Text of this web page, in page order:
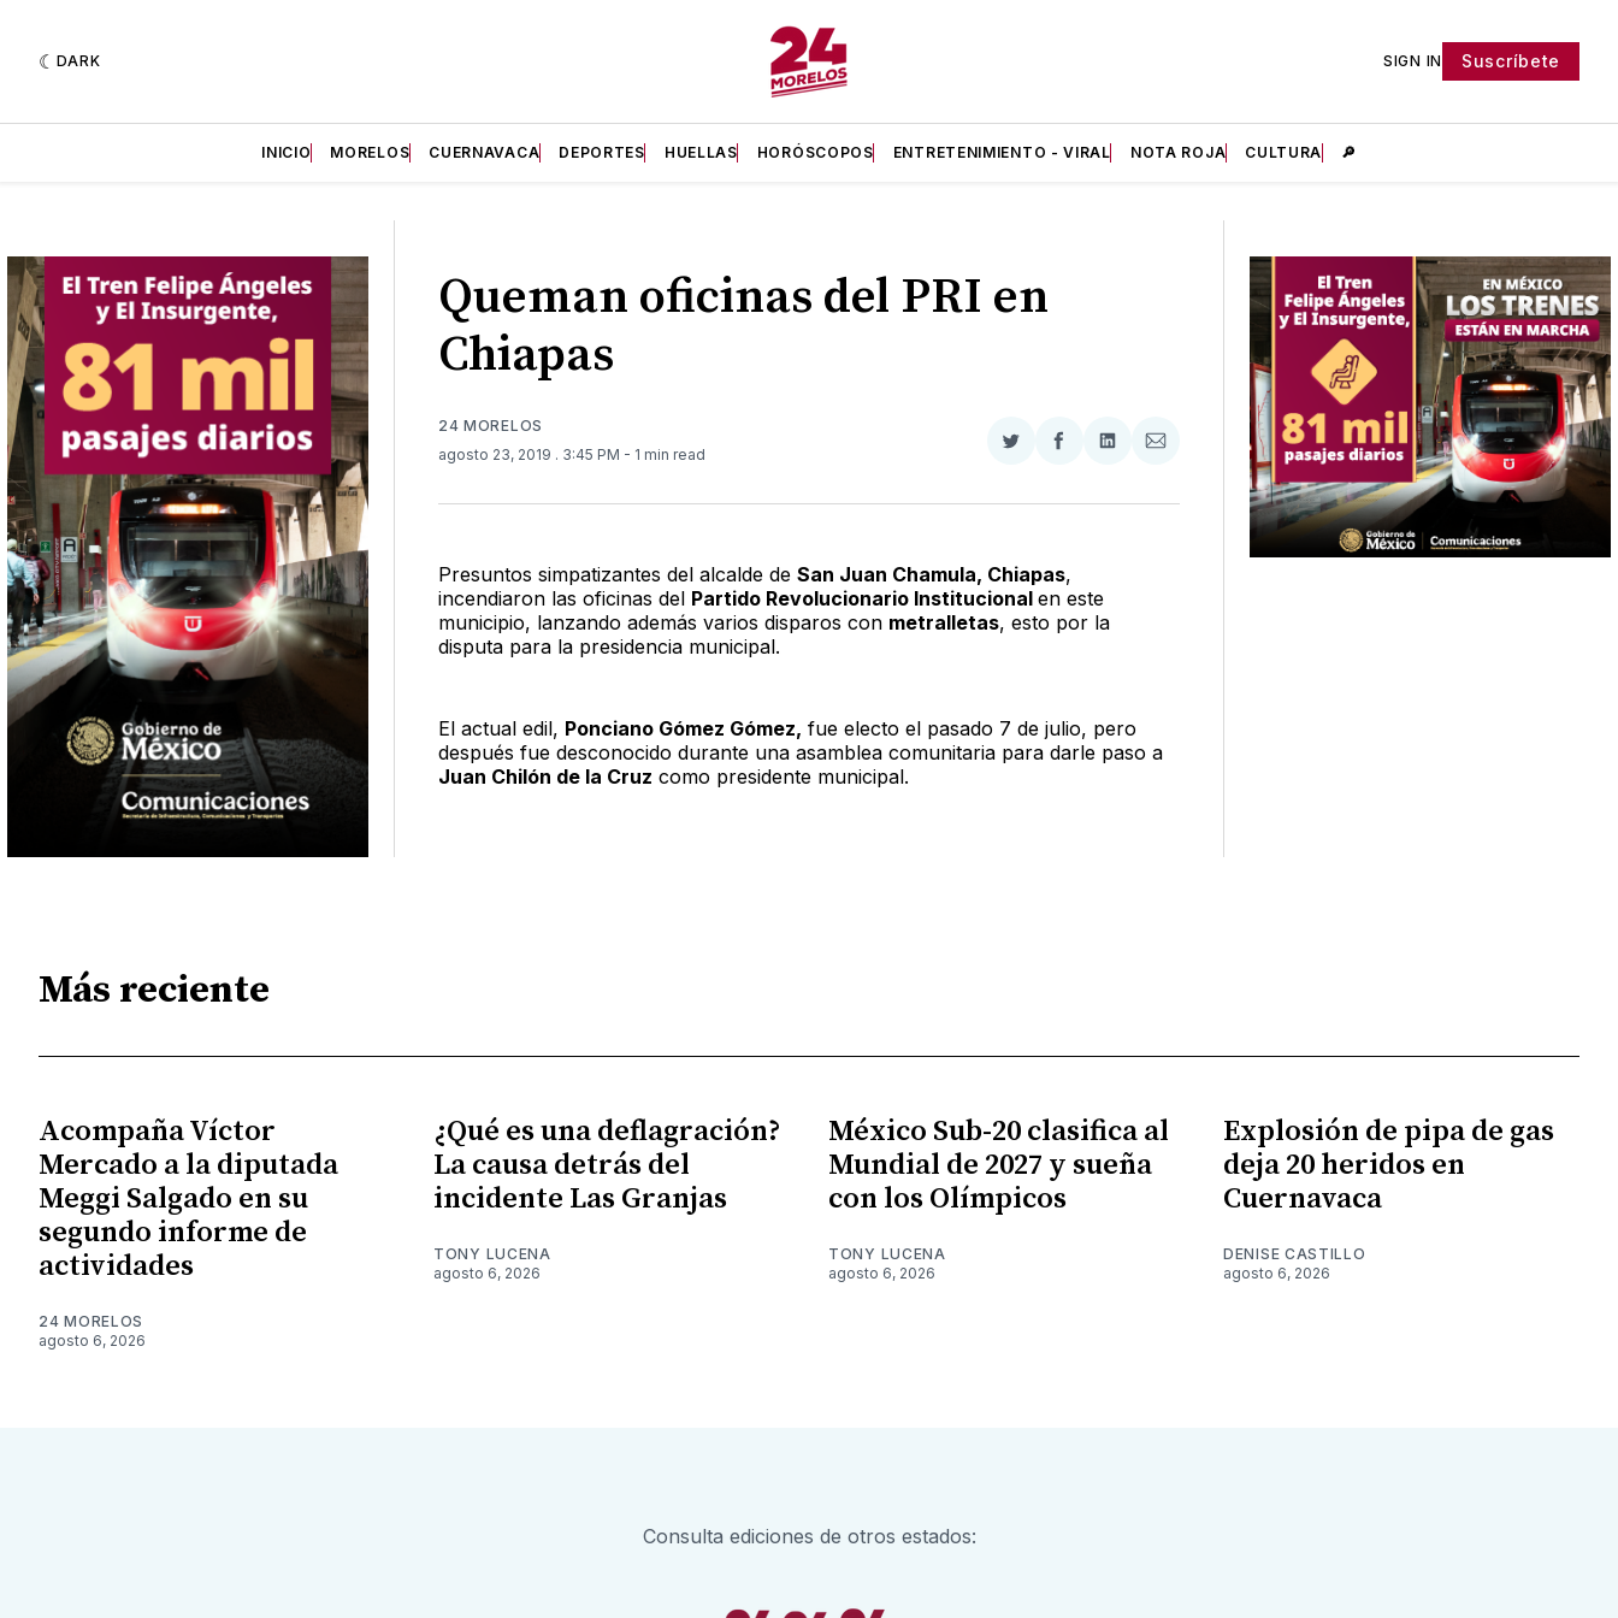
DARK SIGN IN Suscríbete
INICIO MORELOS CUERNAVACA DEPORTES HUELLAS HORÓSCOPOS ENTRETENIMIENTO - VIRAL NOTA ROJA CULTURA 🔎
Queman oficinas del PRI en
Chiapas
24 MORELOS
agosto 23, 2019 . 3:45 PM - 1 min read
Compartir
Twitter
Compartir
Facebook
Compartir
LinkedIn
Compartir
Email
Presuntos simpatizantes del alcalde de San Juan Chamula, Chiapas,
incendiaron las oficinas del Partido Revolucionario Institucional en este
municipio, lanzando además varios disparos con metralletas, esto por la
disputa para la presidencia municipal.
El actual edil, Ponciano Gómez Gómez, fue electo el pasado 7 de julio, pero
después fue desconocido durante una asamblea comunitaria para darle paso a
Juan Chilón de la Cruz como presidente municipal.
Más reciente
Acompaña Víctor
Mercado a la diputada
Meggi Salgado en su
segundo informe de
actividades
24 MORELOS
agosto 6, 2026
¿Qué es una deflagración?
La causa detrás del
incidente Las Granjas
TONY LUCENA
agosto 6, 2026
México Sub-20 clasifica al
Mundial de 2027 y sueña
con los Olímpicos
TONY LUCENA
agosto 6, 2026
Explosión de pipa de gas
deja 20 heridos en
Cuernavaca
DENISE CASTILLO
agosto 6, 2026
Consulta ediciones de otros estados: